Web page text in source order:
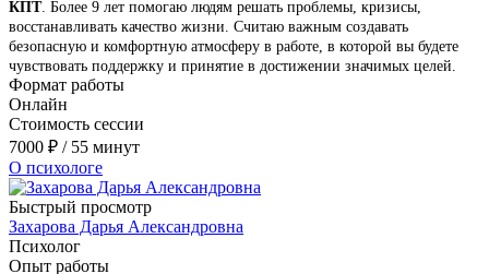
КПТ. Более 9 лет помогаю людям решать проблемы, кризисы,
восстанавливать качество жизни. Считаю важным создавать
безопасную и комфортную атмосферу в работе, в которой вы будете
чувствовать поддержку и принятие в достижении значимых целей.
Формат работы
Онлайн
Стоимость сессии
7000 ₽ / 55 минут
О психологе
Быстрый просмотр
Захарова Дарья Александровна
Психолог
Опыт работы